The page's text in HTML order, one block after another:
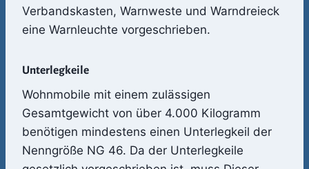
Verbandskasten, Warnweste und Warndreieck
eine Warnleuchte vorgeschrieben.
Unterlegkeile
Wohnmobile mit einem zulässigen
Gesamtgewicht von über 4.000 Kilogramm
benötigen mindestens einen Unterlegkeil der
Nenngröße NG 46. Da der Unterlegkeile